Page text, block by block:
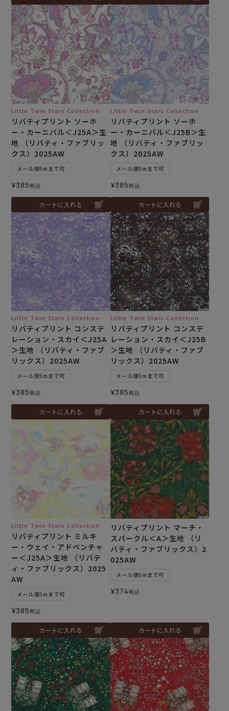
Little Twin Stars Collection
リバティプリント ソーホ
ー・カーニバル＜J25A＞生
地 （リバティ・ファブリッ
クス）2025AW
メール便5mまで可
¥385税込
カートに入れる
Little Twin Stars Collection
リバティプリント ソーホ
ー・カーニバル＜J25B＞生
地 （リバティ・ファブリッ
クス）2025AW
メール便5mまで可
¥385税込
カートに入れる
Little Twin Stars Collection
リバティプリント コンステ
レーション・スカイ＜J25A
＞生地 （リバティ・ファブ
リックス）2025AW
メール便5mまで可
¥385税込
カートに入れる
Little Twin Stars Collection
リバティプリント コンステ
レーション・スカイ＜J25B
＞生地 （リバティ・ファブ
リックス）2025AW
メール便5mまで可
¥385税込
カートに入れる
Little Twin Stars Collection
リバティプリント ミルキ
ー・ウェイ・アドベンチャ
ー＜J25A＞生地 （リバテ
ィ・ファブリックス）2025
AW
メール便5mまで可
¥385税込
カートに入れる
リバティプリント マーチ・
スパークル＜A＞生地 （リ
バティ・ファブリックス）2
025AW
メール便5mまで可
¥374税込
カートに入れる